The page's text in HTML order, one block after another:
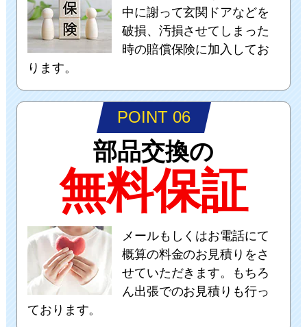
中に謝って玄関ドアなどを
破損、汚損させてしまった
時の賠償保険に加入してお
ります。
POINT 06
部品交換の
無料保証
メールもしくはお電話にて
概算の料金のお見積りをさ
せていただきます。もちろ
ん出張でのお見積りも行っ
ております。